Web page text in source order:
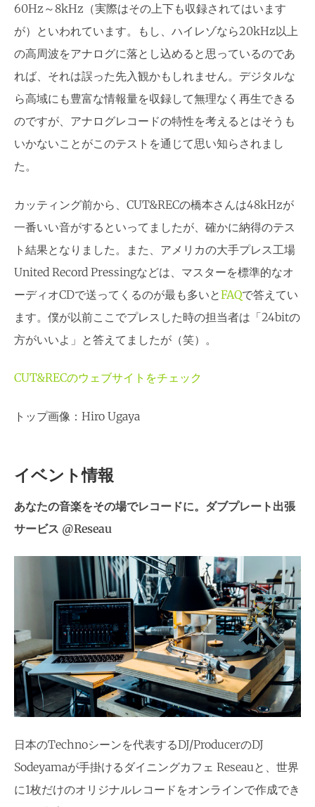
60Hz～8kHz（実際はその上下も収録されてはいます
が）といわれています。もし、ハイレゾなら20kHz以上
の高周波をアナログに落とし込めると思っているのであ
れば、それは誤った先入観かもしれません。デジタルな
ら高域にも豊富な情報量を収録して無理なく再生できる
のですが、アナログレコードの特性を考えるとはそうも
いかないことがこのテストを通じて思い知らされまし
た。
カッティング前から、CUT&RECの橋本さんは48kHzが
一番いい音がするといってましたが、確かに納得のテス
ト結果となりました。また、アメリカの大手プレス工場
United Record Pressingなどは、マスターを標準的なオ
ーディオCDで送ってくるのが最も多いとFAQで答えてい
ます。僕が以前ここでプレスした時の担当者は「24bitの
方がいいよ」と答えてましたが（笑）。
CUT&RECのウェブサイトをチェック
トップ画像：Hiro Ugaya
イベント情報
あなたの音楽をその場でレコードに。ダブプレート出張
サービス @Reseau
日本のTechnoシーンを代表するDJ/ProducerのDJ
Sodeyamaが手掛けるダイニングカフェ Reseauと、世界
に1枚だけのオリジナルレコードをオンラインで作成でき